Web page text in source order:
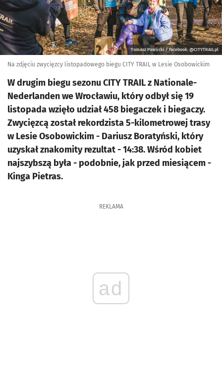
Tomasz Pawlicki / Facebook: @CITYTRAILpl
Na zdjęciu zwycięzcy listopadowego biegu CITY TRAIL w Lesie Osobowickim
W drugim biegu sezonu CITY TRAIL z Nationale-
Nederlanden we Wrocławiu, który odbył się 19
listopada wzięło udział 458 biegaczek i biegaczy.
Zwycięzcą został rekordzista 5-kilometrowej trasy
w Lesie Osobowickim - Dariusz Boratyński, który
uzyskał znakomity rezultat - 14:38. Wśród kobiet
najszybszą była - podobnie, jak przed miesiącem -
Kinga Pietras.
REKLAMA
ad